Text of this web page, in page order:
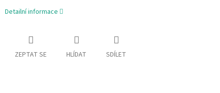
Detailní informace
ZEPTAT SE HLÍDAT SDÍLET